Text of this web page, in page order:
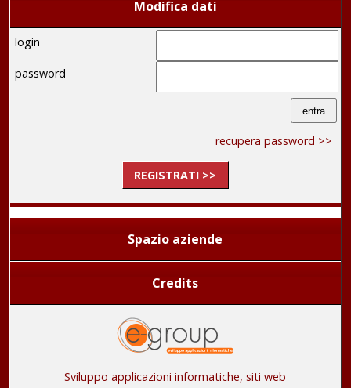
Modifica dati
login
password
recupera password >>
REGISTRATI >>
Spazio aziende
Credits
Sviluppo applicazioni informatiche, siti web